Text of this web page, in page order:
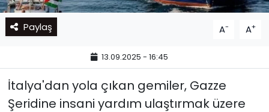
Paylaş A- A+
13.09.2025 - 16:45
İtalya'dan yola çıkan gemiler, Gazze
Şeridine insani yardım ulaştırmak üzere